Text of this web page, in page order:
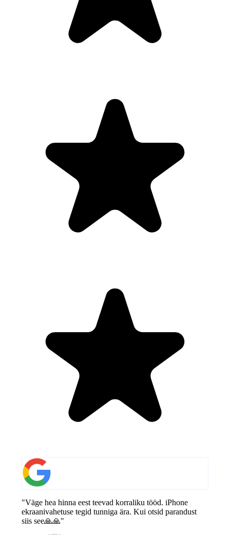
"Väge hea hinna eest teevad korraliku tööd. iPhone
ekraanivahetuse tegid tunniga ära. Kui otsid parandust
siis see🙏🙏"